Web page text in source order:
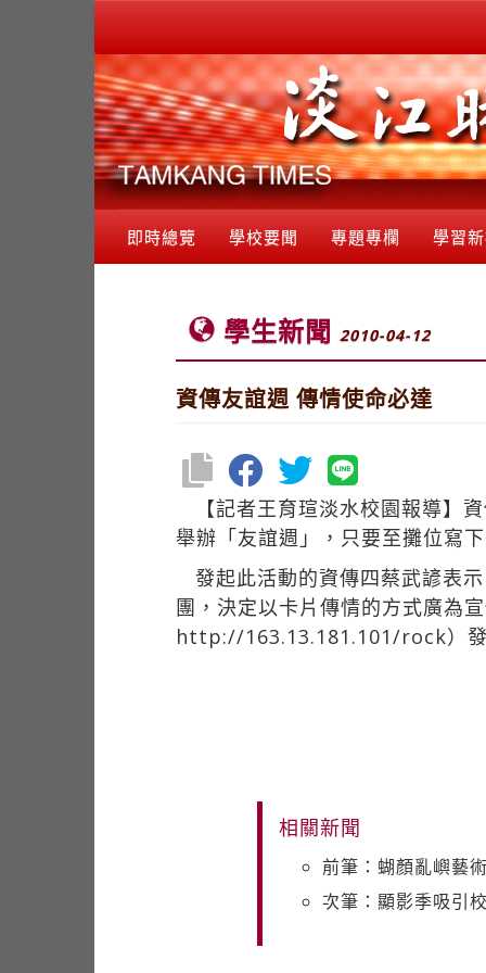
即時總覽 學校要聞 專題專欄 學習
學生新聞 2010-04-12
資傳友誼週 傳情使命必達
【記者王育瑄淡水校園報導】
舉辦「友誼週」，只要至攤位寫
發起此活動的資傳四蔡武諺表
團，決定以卡片傳情的方式廣為
http://163.13.181.101/rock）發
相關新聞
前筆：蝴顏亂嶼藝
次筆：顯影季吸引